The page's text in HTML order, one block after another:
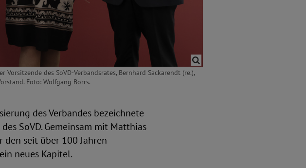
des SoVD-Verbandsrates, Bernhard Sackarendt (re.),
Foto: Wolfgang Borrs.
des Verbandes bezeichnete
SoVD. Gemeinsam mit Matthias
seit über 100 Jahren
neues Kapitel.